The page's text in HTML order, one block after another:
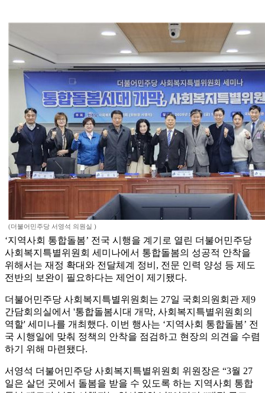
(더불어민주당 서영석 의원실 )
‘지역사회 통합돌봄’ 전국 시행을 계기로 열린 더불어민주당
사회복지특별위원회 세미나에서 통합돌봄의 성공적 안착을
위해서는 재정 확대와 전달체계 정비, 전문 인력 양성 등 제도
전반의 보완이 필요하다는 제언이 제기됐다.
더불어민주당 사회복지특별위원회는 27일 국회의원회관 제9
간담회의실에서 '통합돌봄시대 개막, 사회복지특별위원회의
역할' 세미나를 개최했다. 이번 행사는 ‘지역사회 통합돌봄’ 전
국 시행일에 맞춰 정책의 안착을 점검하고 현장의 의견을 수렴
하기 위해 마련됐다.
서영석 더불어민주당 사회복지특별위원회 위원장은 “3월 27
일은 살던 곳에서 돌봄을 받을 수 있도록 하는 지역사회 통합